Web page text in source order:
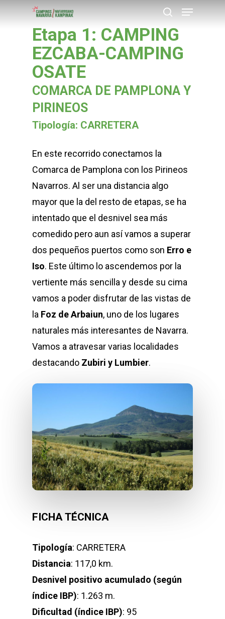
Menu
Etapa 1: CAMPING
EZCABA-CAMPING
OSATE
COMARCA DE PAMPLONA Y
PIRINEOS
Tipología: CARRETERA
En este recorrido conectamos la
Comarca de Pamplona con los Pirineos
Navarros. Al ser una distancia algo
mayor que la del resto de etapas, se ha
intentado que el desnivel sea más
comedido pero aun así vamos a superar
dos pequeños puertos como son Erro e
Iso. Este último lo ascendemos por la
vertiente más sencilla y desde su cima
vamos a poder disfrutar de las vistas de
la Foz de Arbaiun, uno de los lugares
naturales más interesantes de Navarra.
Vamos a atravesar varias localidades
destacando Zubiri y Lumbier.
FICHA TÉCNICA
Tipología: CARRETERA
Distancia: 117,0 km.
Desnivel positivo acumulado (según
índice IBP): 1.263 m.
Dificultad (índice IBP): 95